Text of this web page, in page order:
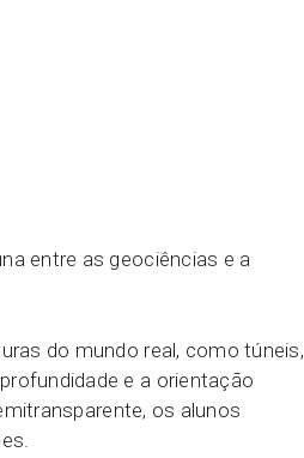
entre as geociências e a
do mundo real, como túneis,
e a orientação
os alunos